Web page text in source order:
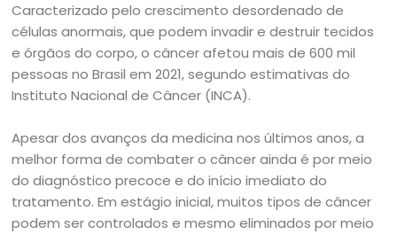
Caracterizado pelo crescimento desordenado de
células anormais, que podem invadir e destruir tecidos
e órgãos do corpo, o câncer afetou mais de 600 mil
pessoas no Brasil em 2021, segundo estimativas do
Instituto Nacional de Câncer (INCA).
Apesar dos avanços da medicina nos últimos anos, a
melhor forma de combater o câncer ainda é por meio
do diagnóstico precoce e do início imediato do
tratamento. Em estágio inicial, muitos tipos de câncer
podem ser controlados e mesmo eliminados por meio